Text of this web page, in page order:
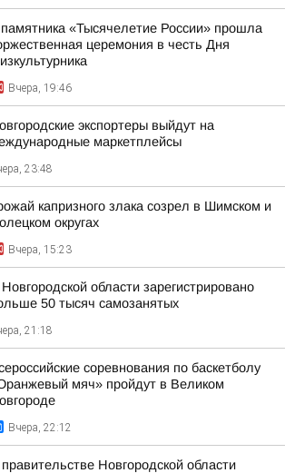
«Тысячелетие России» прошла
церемония в честь Дня
Вчера, 19:46
экспортеры выйдут на
маркетплейсы
23:48
капризного злака созрел в Шимском и
округах
Вчера, 15:23
области зарегистрировано
50 тысяч самозанятых
21:18
соревнования по баскетболу
мяч» пройдут в Великом
Вчера, 22:12
Новгородской области